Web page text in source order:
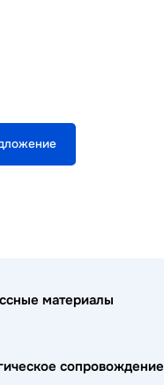
материалы
сопровождение